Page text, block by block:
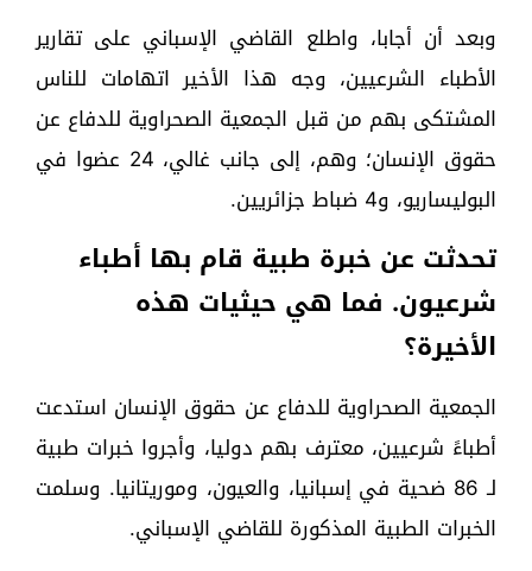
وبعد أن أجابا، واطلع القاضي الإسباني على تقارير
الأطباء الشرعيين، وجه هذا الأخير اتهامات للناس
المشتكى بهم من قبل الجمعية الصحراوية للدفاع عن
حقوق الإنسان؛ وهم، إلى جانب غالي، 24 عضوا في
البوليساريو، و4 ضباط جزائريين.
تحدثت عن خبرة طبية قام بها أطباء
شرعيون. فما هي حيثيات هذه
الأخيرة؟
الجمعية الصحراوية للدفاع عن حقوق الإنسان استدعت
أطباءً شرعيين، معترف بهم دوليا، وأجروا خبرات طبية
لـ 86 ضحية في إسبانيا، والعيون، وموريتانيا. وسلمت
الخبرات الطبية المذكورة للقاضي الإسباني.